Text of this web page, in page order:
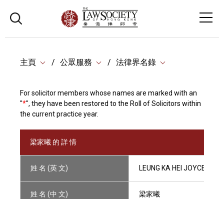
主頁 公眾服務 法律界名錄
For solicitor members whose names are marked with an
"*", they have been restored to the Roll of Solicitors within
the current practice year.
梁家曦 的 詳 情
姓 名 (英 文) LEUNG KA HEI JOYCE
姓 名 (中 文) 梁家曦